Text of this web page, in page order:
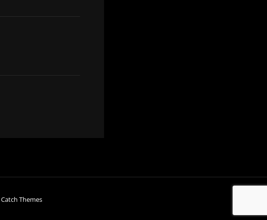
Catch Themes